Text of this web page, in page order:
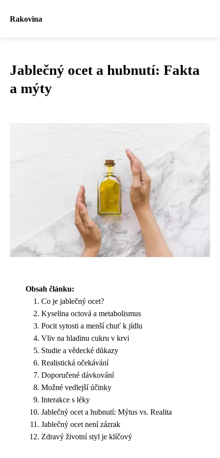
Rakovina
Jablečný ocet a hubnutí: Fakta
a mýty
Obsah článku:
Co je jablečný ocet?
Kyselina octová a metabolismus
Pocit sytosti a menší chuť k jídlu
Vliv na hladinu cukru v krvi
Studie a vědecké důkazy
Realistická očekávání
Doporučené dávkování
Možné vedlejší účinky
Interakce s léky
Jablečný ocet a hubnutí: Mýtus vs. Realita
Jablečný ocet není zázrak
Zdravý životní styl je klíčový